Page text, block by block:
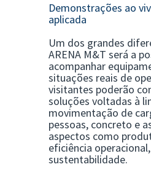
Demonstrações ao
aplicada
Um dos grandes
ARENA M&T será a
acompanhar
situações reais de
visitantes poderão
soluções voltadas à
movimentação de
pessoas, concreto e
aspectos como
eficiência
sustentabilidade.